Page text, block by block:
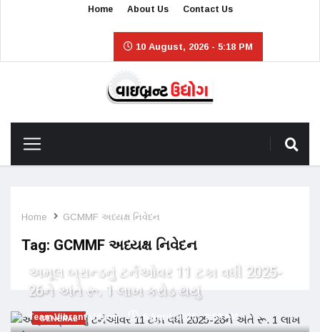
Home About Us Contact Us
10 August, 2026 - 5:18 PM
Home GCMMF અધ્યક્ષ નિવેદન
Tag: GCMMF અધ્યક્ષ નિવેદન
GENERAL
અમૂલ બ્રાન્ડનું ટર્નઓવર 11 ટકા વધી 2025-
26ને અંતે રૂ. 1 લાખ કરોડ થયું
Team Vibrant Udyog 6 April, 2026 - 8:59 AM